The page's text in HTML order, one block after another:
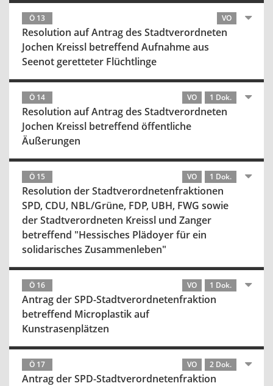
Ö 13 VO
Resolution auf Antrag des Stadtverordneten
Jochen Kreissl betreffend Aufnahme aus
Seenot geretteter Flüchtlinge
Ö 14 VO 1 Dok.
Resolution auf Antrag des Stadtverordneten
Jochen Kreissl betreffend öffentliche
Äußerungen
Ö 15 VO 1 Dok.
Resolution der Stadtverordnetenfraktionen
SPD, CDU, NBL/Grüne, FDP, UBH, FWG sowie
der Stadtverordneten Kreissl und Zanger
betreffend "Hessisches Plädoyer für ein
solidarisches Zusammenleben"
Ö 16 VO 1 Dok.
Antrag der SPD-Stadtverordnetenfraktion
betreffend Microplastik auf
Kunstrasenplätzen
Ö 17 VO 2 Dok.
Antrag der SPD-Stadtverordnetenfraktion